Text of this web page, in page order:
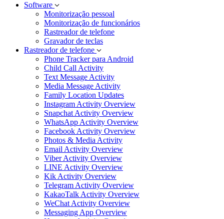
Software
Monitorização pessoal
Monitorização de funcionários
Rastreador de telefone
Gravador de teclas
Rastreador de telefone
Phone Tracker para Android
Child Call Activity
Text Message Activity
Media Message Activity
Family Location Updates
Instagram Activity Overview
Snapchat Activity Overview
WhatsApp Activity Overview
Facebook Activity Overview
Photos & Media Activity
Email Activity Overview
Viber Activity Overview
LINE Activity Overview
Kik Activity Overview
Telegram Activity Overview
KakaoTalk Activity Overview
WeChat Activity Overview
Messaging App Overview